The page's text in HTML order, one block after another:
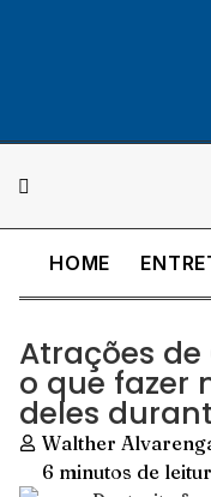
HOME
Atrações
o que fazer
deles
Walther
6 minutos de